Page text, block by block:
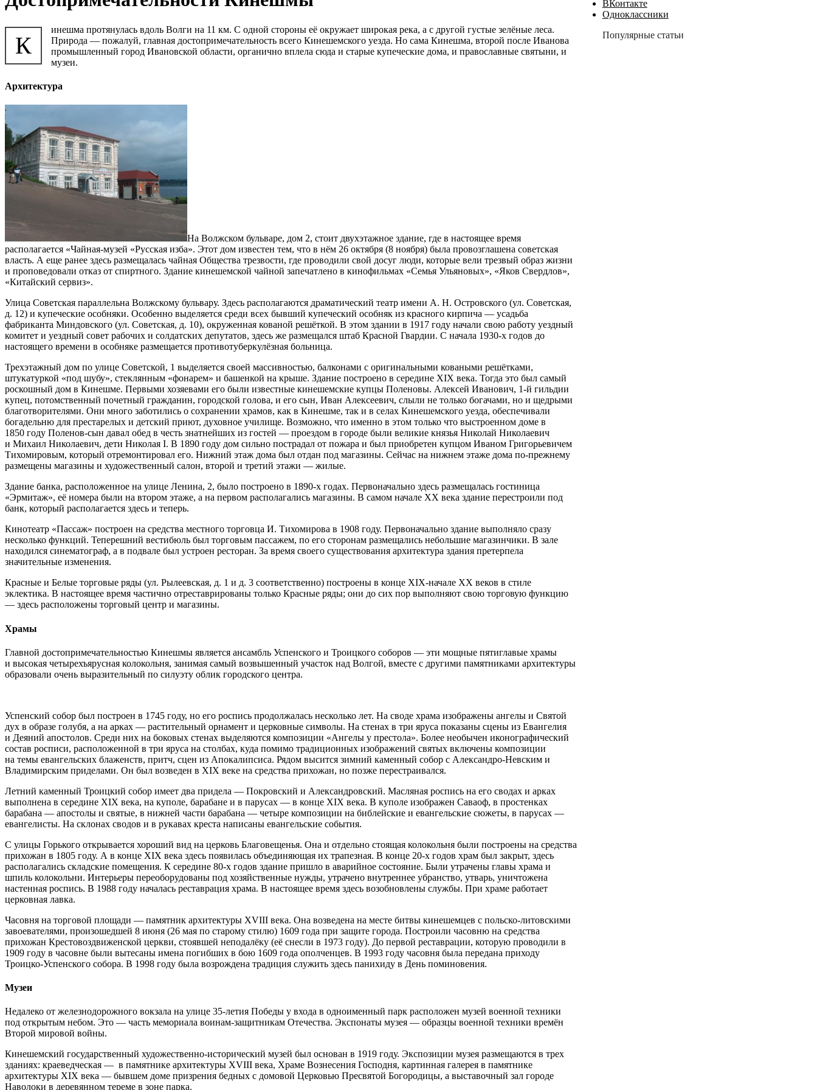
К
инешма протянулась вдоль Волги на 11 км. С одной стороны её окружает широкая река, а с другой густые зелёные леса.
Природа — пожалуй, главная достопримечательность всего Кинешемского уезда. Но сама Кинешма, второй после Иванова
промышленный город Ивановской области, органично вплела сюда и старые купеческие дома, и православные святыни, и
музеи.
Архитектура
На Волжском бульваре, дом 2, стоит двухэтажное здание, где в настоящее время
располагается «Чайная-музей «Русская изба». Этот дом известен тем, что в нём 26 октября (8 ноября) была провозглашена советская
власть. А еще ранее здесь размещалась чайная Общества трезвости, где проводили свой досуг люди, которые вели трезвый образ жизни
и проповедовали отказ от спиртного. Здание кинешемской чайной запечатлено в кинофильмах «Семья Ульяновых», «Яков Свердлов»,
«Китайский сервиз».
Улица Советская параллельна Волжскому бульвару. Здесь располагаются драматический театр имени А. Н. Островского (ул. Советская,
д. 12) и купеческие особняки. Особенно выделяется среди всех бывший купеческий особняк из красного кирпича — усадьба
фабриканта Миндовского (ул. Советская, д. 10), окруженная кованой решёткой. В этом здании в 1917 году начали свою работу уездный
комитет и уездный совет рабочих и солдатских депутатов, здесь же размещался штаб Красной Гвардии. С начала 1930-х годов до
настоящего времени в особняке размещается противотуберкулёзная больница.
Трехэтажный дом по улице Советской, 1 выделяется своей массивностью, балконами с оригинальными коваными решётками,
штукатуркой «под шубу», стеклянным «фонарем» и башенкой на крыше. Здание построено в середине XIX века. Тогда это был самый
роскошный дом в Кинешме. Первыми хозяевами его были известные кинешемские купцы Поленовы. Алексей Иванович, 1-й гильдии
купец, потомственный почетный гражданин, городской голова, и его сын, Иван Алексеевич, слыли не только богачами, но и щедрыми
благотворителями. Они много заботились о сохранении храмов, как в Кинешме, так и в селах Кинешемского уезда, обеспечивали
богадельню для престарелых и детский приют, духовное училище. Возможно, что именно в этом только что выстроенном доме в
1850 году Поленов-сын давал обед в честь знатнейших из гостей — проездом в городе были великие князья Николай Николаевич
и Михаил Николаевич, дети Николая I. В 1890 году дом сильно пострадал от пожара и был приобретен купцом Иваном Григорьевичем
Тихомировым, который отремонтировал его. Нижний этаж дома был отдан под магазины. Сейчас на нижнем этаже дома по-прежнему
размещены магазины и художественный салон, второй и третий этажи — жилые.
Здание банка, расположенное на улице Ленина, 2, было построено в 1890-х годах. Первоначально здесь размещалась гостиница
«Эрмитаж», её номера были на втором этаже, а на первом располагались магазины. В самом начале XX века здание перестроили под
банк, который располагается здесь и теперь.
Кинотеатр «Пассаж» построен на средства местного торговца И. Тихомирова в 1908 году. Первоначально здание выполняло сразу
несколько функций. Теперешний вестибюль был торговым пассажем, по его сторонам размещались небольшие магазинчики. В зале
находился синематограф, а в подвале был устроен ресторан. За время своего существования архитектура здания претерпела
значительные изменения.
Красные и Белые торговые ряды (ул. Рылеевская, д. 1 и д. 3 соответственно) построены в конце XIX-начале XX веков в стиле
эклектика. В настоящее время частично отреставрированы только Красные ряды; они до сих пор выполняют свою торговую функцию
— здесь расположены торговый центр и магазины.
Храмы
Главной достопримечательностью Кинешмы является ансамбль Успенского и Троицкого соборов — эти мощные пятиглавые храмы
и высокая четырехъярусная колокольня, занимая самый возвышенный участок над Волгой, вместе с другими памятниками архитектуры
образовали очень выразительный по силуэту облик городского центра.
Успенский собор был построен в 1745 году, но его роспись продолжалась несколько лет. На своде храма изображены ангелы и Святой
дух в образе голубя, а на арках — растительный орнамент и церковные символы. На стенах в три яруса показаны сцены из Евангелия
и Деяний апостолов. Среди них на боковых стенах выделяются композиции «Ангелы у престола». Более необычен иконографический
состав росписи, расположенной в три яруса на столбах, куда помимо традиционных изображений святых включены композиции
на темы евангельских блаженств, притч, сцен из Апокалипсиса. Рядом высится зимний каменный собор с Александро-Невским и
Владимирским приделами. Он был возведен в XIX веке на средства прихожан, но позже перестраивался.
Летний каменный Троицкий собор имеет два придела — Покровский и Александровский. Масляная роспись на его сводах и арках
выполнена в середине XIX века, на куполе, барабане и в парусах — в конце XIX века. В куполе изображен Саваоф, в простенках
барабана — апостолы и святые, в нижней части барабана — четыре композиции на библейские и евангельские сюжеты, в парусах —
евангелисты. На склонах сводов и в рукавах креста написаны евангельские события.
С улицы Горького открывается хороший вид на церковь Благовещенья. Она и отдельно стоящая колокольня были построены на средства
прихожан в 1805 году. А в конце XIX века здесь появилась объединяющая их трапезная. В конце 20-х годов храм был закрыт, здесь
располагались складские помещения. К середине 80-х годов здание пришло в аварийное состояние. Были утрачены главы храма и
шпиль колокольни. Интерьеры переоборудованы под хозяйственные нужды, утрачено внутреннее убранство, утварь, уничтожена
настенная роспись. В 1988 году началась реставрация храма. В настоящее время здесь возобновлены службы. При храме работает
церковная лавка.
Часовня на торговой площади — памятник архитектуры XVIII века. Она возведена на месте битвы кинешемцев с польско-литовскими
завоевателями, произошедшей 8 июня (26 мая по старому стилю) 1609 года при защите города. Построили часовню на средства
прихожан Крестовоздвиженской церкви, стоявшей неподалёку (её снесли в 1973 году). До первой реставрации, которую проводили в
1909 году в часовне были вытесаны имена погибших в бою 1609 года ополченцев. В 1993 году часовня была передана приходу
Троицко-Успенского собора. В 1998 году была возрождена традиция служить здесь панихиду в День поминовения.
Музеи
Недалеко от железнодорожного вокзала на улице 35-летия Победы у входа в одноименный парк расположен музей военной техники
под открытым небом. Это — часть мемориала воинам-защитникам Отечества. Экспонаты музея — образцы военной техники времён
Второй мировой войны.
Кинешемский государственный художественно-исторический музей был основан в 1919 году. Экспозиции музея размещаются в трех
зданиях: краеведческая — в памятнике архитектуры XVIII века, Храме Вознесения Господня, картинная галерея в памятнике
архитектуры XIX века — бывшем доме призрения бедных с домовой Церковью Пресвятой Богородицы, а выставочный зал городе
Наволоки в деревянном тереме в зоне парка.
ВКонтакте
Одноклассники
Популярные статьи